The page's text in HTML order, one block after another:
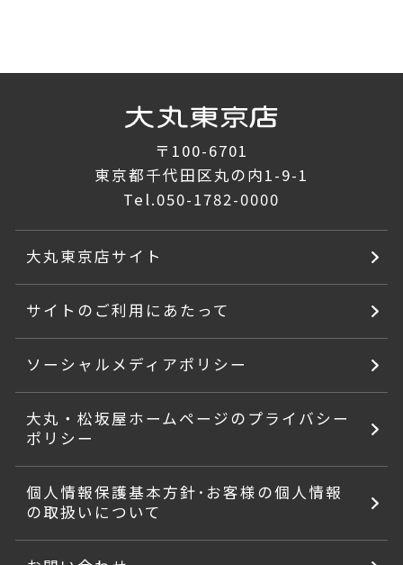
〒100-6701
東京都千代田区丸の内1-9-1
Tel.050-1782-0000
大丸東京店サイト
サイトのご利用にあたって
ソーシャルメディアポリシー
大丸・松坂屋ホームページのプライバシー
ポリシー
個人情報保護基本方針･お客様の個人情報
の取扱いについて